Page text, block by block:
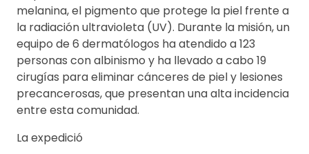
melanina, el pigmento que protege la piel frente a
la radiación ultravioleta (UV). Durante la misión, un
equipo de 6 dermatólogos ha atendido a 123
personas con albinismo y ha llevado a cabo 19
cirugías para eliminar cánceres de piel y lesiones
precancerosas, que presentan una alta incidencia
entre esta comunidad.
La expedició